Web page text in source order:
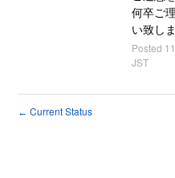
何卒ご
い致しま
Posted 11
JST
← Current Status